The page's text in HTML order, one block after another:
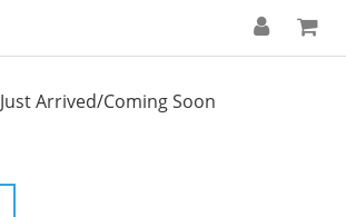
Just Arrived/Coming Soon